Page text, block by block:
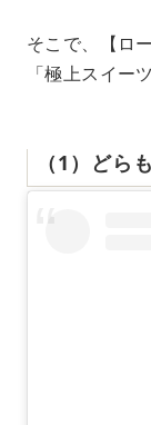
そこで、【ロ
「極上スイー
（1）どら